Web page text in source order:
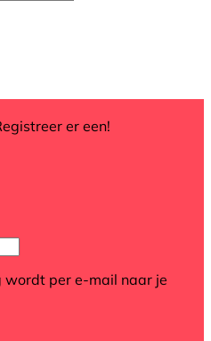
er een!
wordt per e-mail naar je